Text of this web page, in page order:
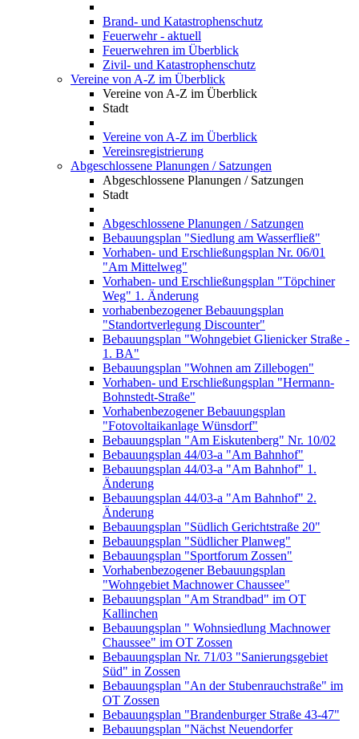
Brand- und Katastrophenschutz
Feuerwehr - aktuell
Feuerwehren im Überblick
Zivil- und Katastrophenschutz
Vereine von A-Z im Überblick
Vereine von A-Z im Überblick
Stadt
Vereine von A-Z im Überblick
Vereinsregistrierung
Abgeschlossene Planungen / Satzungen
Abgeschlossene Planungen / Satzungen
Stadt
Abgeschlossene Planungen / Satzungen
Bebauungsplan "Siedlung am Wasserfließ"
Vorhaben- und Erschließungsplan Nr. 06/01
"Am Mittelweg"
Vorhaben- und Erschließungsplan "Töpchiner
Weg" 1. Änderung
vorhabenbezogener Bebauungsplan
"Standortverlegung Discounter"
Bebauungsplan "Wohngebiet Glienicker Straße -
1. BA"
Bebauungsplan "Wohnen am Zillebogen"
Vorhaben- und Erschließungsplan "Hermann-
Bohnstedt-Straße"
Vorhabenbezogener Bebauungsplan
"Fotovoltaikanlage Wünsdorf"
Bebauungsplan "Am Eiskutenberg" Nr. 10/02
Bebauungsplan 44/03-a "Am Bahnhof"
Bebauungsplan 44/03-a "Am Bahnhof" 1.
Änderung
Bebauungsplan 44/03-a "Am Bahnhof" 2.
Änderung
Bebauungsplan "Südlich Gerichtstraße 20"
Bebauungsplan "Südlicher Planweg"
Bebauungsplan "Sportforum Zossen"
Vorhabenbezogener Bebauungsplan
"Wohngebiet Machnower Chaussee"
Bebauungsplan "Am Strandbad" im OT
Kallinchen
Bebauungsplan " Wohnsiedlung Machnower
Chaussee" im OT Zossen
Bebauungsplan Nr. 71/03 "Sanierungsgebiet
Süd" in Zossen
Bebauungsplan "An der Stubenrauchstraße" im
OT Zossen
Bebauungsplan "Brandenburger Straße 43-47"
Bebauungsplan "Nächst Neuendorfer